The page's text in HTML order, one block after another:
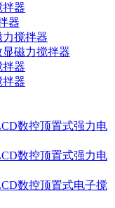
拌器
器
搅拌器
磁力搅拌器
拌器
拌器
数控顶置式强力电
数控顶置式强力电
数控顶置式电子搅